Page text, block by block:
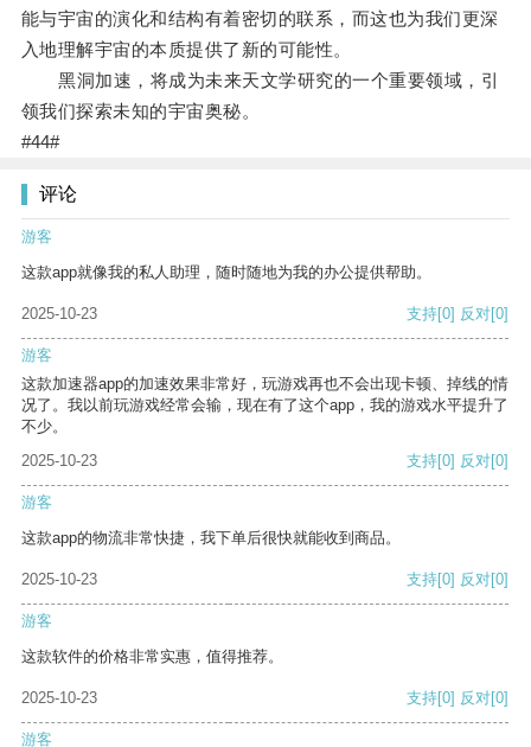
能与宇宙的演化和结构有着密切的联系，而这也为我们更深
入地理解宇宙的本质提供了新的可能性。
黑洞加速，将成为未来天文学研究的一个重要领域，引
领我们探索未知的宇宙奥秘。
#44#
评论
游客
这款app就像我的私人助理，随时随地为我的办公提供帮助。
2025-10-23 支持[0] 反对[0]
游客
这款加速器app的加速效果非常好，玩游戏再也不会出现卡顿、掉线的情
况了。我以前玩游戏经常会输，现在有了这个app，我的游戏水平提升了
不少。
2025-10-23
支持[0] 反对[0]
游客
这款app的物流非常快捷，我下单后很快就能收到商品。
2025-10-23 支持[0] 反对[0]
游客
这款软件的价格非常实惠，值得推荐。
2025-10-23 支持[0] 反对[0]
游客